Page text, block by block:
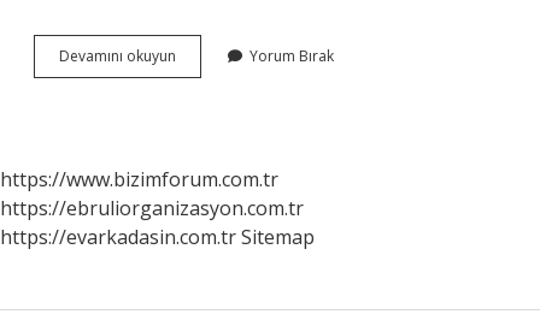
Devamını okuyun Internetten
Cep
Yorum Bırak
https://www.bizimforum.com.tr
https://ebruliorganizasyon.com.tr
https://evarkadasin.com.trSitemap